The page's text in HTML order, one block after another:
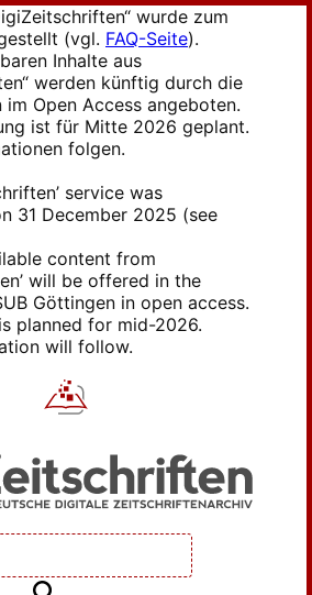
wurde zum
(vgl. FAQ-Seite).
Inhalte aus
werden künftig durch die
im Open Access angeboten.
ist für Mitte 2026 geplant.
folgen.
service was
31 December 2025 (see
content from
will be offered in the
Göttingen in open access.
planned for mid-2026.
will follow.